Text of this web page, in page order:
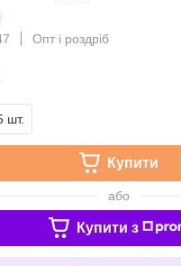
Опт і роздріб
шт.
Купити
або
Купити з